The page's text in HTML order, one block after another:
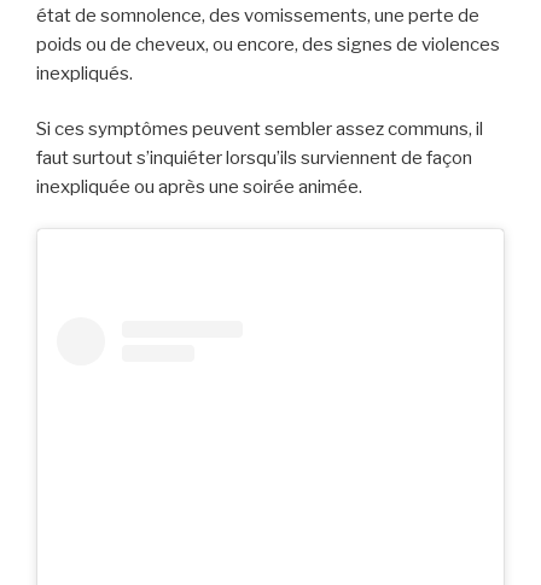
état de somnolence, des vomissements, une perte de
poids ou de cheveux, ou encore, des signes de violences
inexpliqués.
Si ces symptômes peuvent sembler assez communs, il
faut surtout s’inquiéter lorsqu’ils surviennent de façon
inexpliquée ou après une soirée animée.